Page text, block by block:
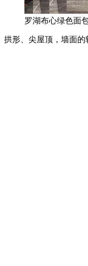
罗湖布心绿色面
拱形、尖屋顶，墙面的